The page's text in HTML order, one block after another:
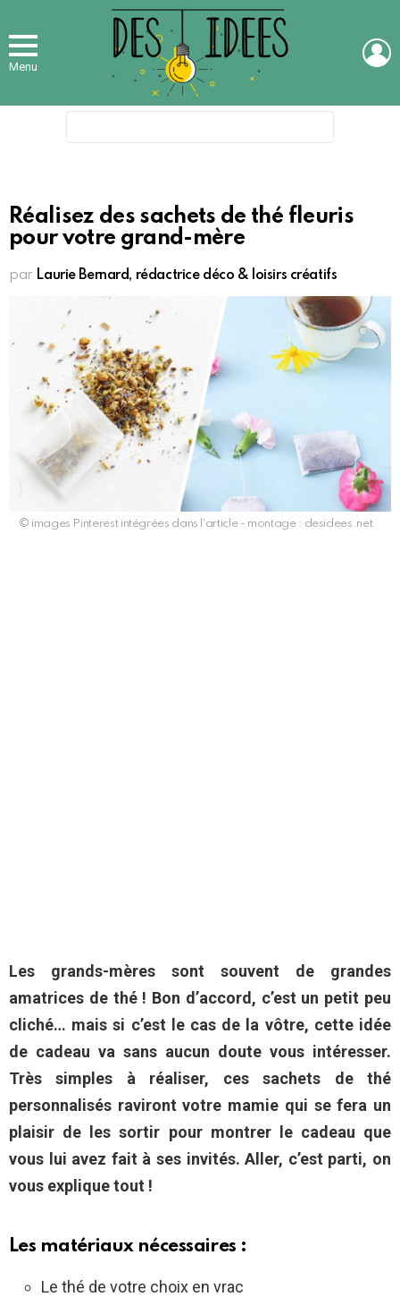
Menu
Réalisez des sachets de thé fleuris
pour votre grand-mère
par Laurie Bernard, rédactrice déco & loisirs créatifs
© images Pinterest intégrées dans l'article - montage : desidees.net
Les grands-mères sont souvent de grandes
amatrices de thé ! Bon d’accord, c’est un petit peu
cliché… mais si c’est le cas de la vôtre, cette idée
de cadeau va sans aucun doute vous intéresser.
Très simples à réaliser, ces sachets de thé
personnalisés raviront votre mamie qui se fera un
plaisir de les sortir pour montrer le cadeau que
vous lui avez fait à ses invités. Aller, c’est parti, on
vous explique tout !
Les matériaux nécessaires :
Le thé de votre choix en vrac